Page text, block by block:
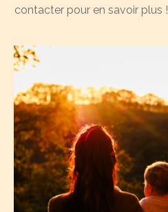
contacter pour en savoir plus !